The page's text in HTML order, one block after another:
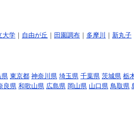
大学 ｜ 自由が丘 ｜ 田園調布 ｜ 多摩川 ｜ 新丸子
県 東京都 神奈川県 埼玉県 千葉県 茨城県 栃
良県 和歌山県 広島県 岡山県 山口県 鳥取県